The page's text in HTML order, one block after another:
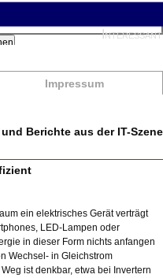
Impressum
Berichte aus der IT-Szene
ein elektrisches Gerät verträgt
LED-Lampen oder
in dieser Form nichts anfangen
Wechsel- in Gleichstrom
ist denkbar, etwa bei Invertern